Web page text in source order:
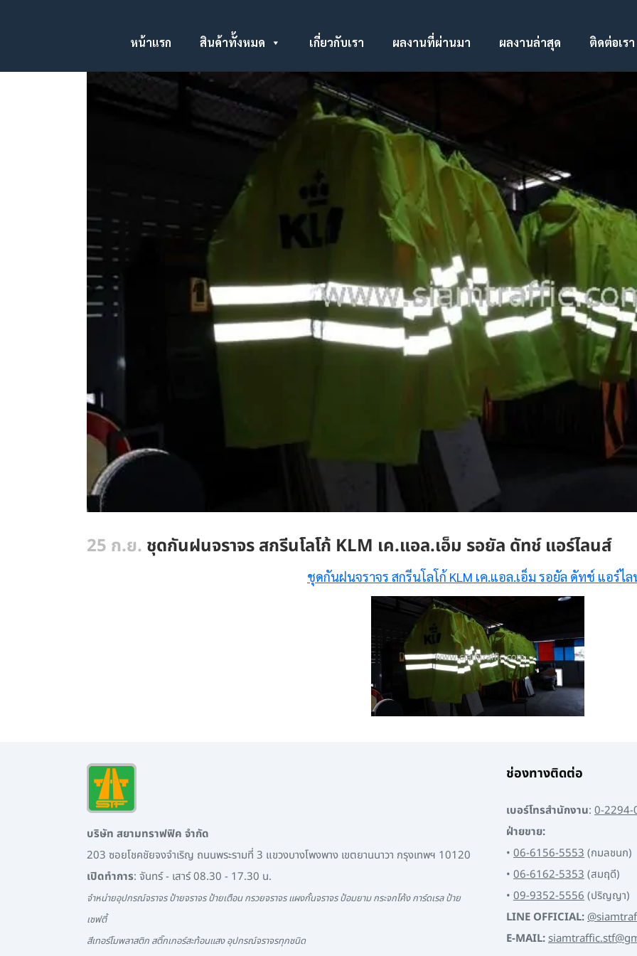
หน้าแรก สินค้าทั้งหมด เกี่ยวกับเรา ผลงานที่ผ่านมา ผลงานล่าสุด ติดต่อเรา
25 ก.ย. ชุดกันฝนจราจร สกรีนโลโก้ KLM เค.แอล.เอ็ม รอยัล ดัทช์ แอร์ไลนส์
ชุดกันฝนจราจร สกรีนโลโก้ KLM เค.แอล.เอ็ม รอยัล ดัทช์ แอร์ไ
บริษัท สยามทราฟฟิค จำกัด
203 ซอยโชคชัยจงจำเริญ ถนนพระรามที่ 3 แขวงบางโพงพาง เขตยานนาวา กรุงเทพฯ 10120
เปิดทำการ: จันทร์ - เสาร์ 08.30 - 17.30 น.
จำหน่ายอุปกรณ์จราจร ป้ายจราจร ป้ายเตือน กรวยจราจร แผงกั้นจราจร ป้อมยาม กระจกโค้ง การ์ดเรล ป้าย
เซฟตี้
สีเทอร์โมพลาสติก สติ๊กเกอร์สะท้อนแสง อุปกรณ์จราจรทุกชนิด
ช่องทางติดต่อ
เบอร์โทรสำนักงาน: 0-
ฝ่ายขาย:
• 06-6156-5553(กมลชนก)
• 06-6162-5353(สมฤดี)
• 09-9352-5556(ปริญญา)
LINE OFFICIAL:
E-MAIL: